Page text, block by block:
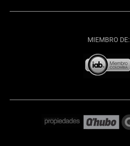
MIEMBRO DE: